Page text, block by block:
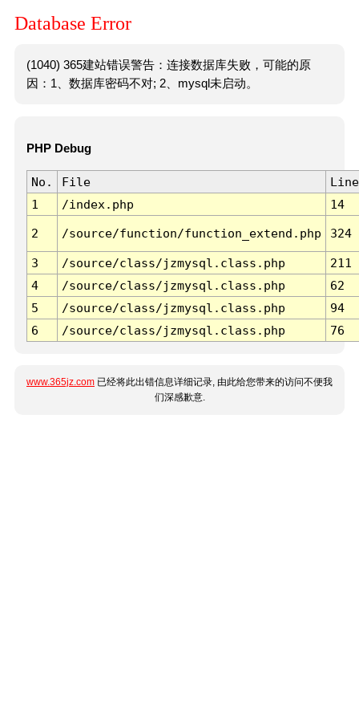
Database Error
(1040) 365建站错误警告：连接数据库失败，可能的原
因：1、数据库密码不对; 2、mysql未启动。
PHP Debug
No. File
Line
1
/index.php 14
2 /source/function/function_extend.php 324
3 /source/class/jzmysql.class.php
211
4
/source/class/jzmysql.class.php
62
5
/source/class/jzmysql.class.php
94
6
/source/class/jzmysql.class.php 76
www.365jz.com 已经将此出错信息详细记录, 由此给您带来的访问不便我
们深感歉意.